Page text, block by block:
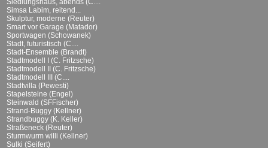
Siedlungshaus, abends (C....
Simsa Labim, reitend...
Skulptur, moderne (Reuter)
Smart vor Garage (Matador)
Sportwagen (Schowanek)
Stadt, futuristisch (C....
Stadt-Ensemble (Brandt)
Stadtmodell I (C. Fritzsche)
Stadtmodell II (C. Fritzsche)
Stadtmodell III (C....
Stadtvilla (Pewesti)
Stapelsteine (Engel)
Steinwald (SFFischer)
Strand-Buggy (Kellner)
Strandbuggy (K. Keller)
Straßeneck (Reuter)
Sturmwurm willi (Kellner)
Sulki (Seifert)